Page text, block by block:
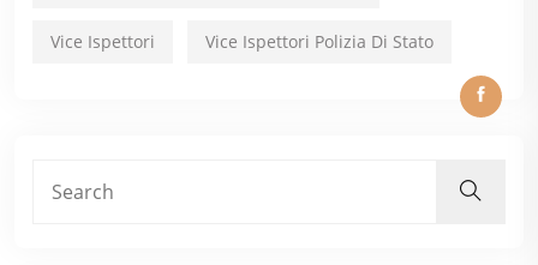
Vice Ispettori Vice Ispettori Polizia Di Stato